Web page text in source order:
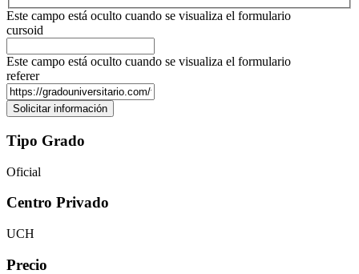
Este campo está oculto cuando se visualiza el formulario
cursoid
Este campo está oculto cuando se visualiza el formulario
referer
Tipo Grado
Oficial
Centro Privado
UCH
Precio